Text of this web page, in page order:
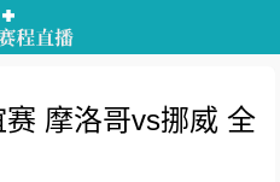
摩洛哥vs挪威 全